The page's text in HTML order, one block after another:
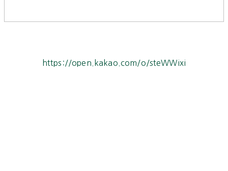
https://open.kakao.com/o/steWWixi